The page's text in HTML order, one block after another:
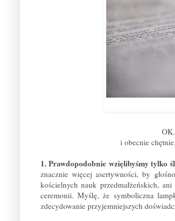
i obecnie
1. Prawdopodobnie wzięlibyśmy tylko
znacznie więcej asertywności, by
kościelnych nauk przedmałżeńskich,
ceremonii. Myślę, że symboliczna
zdecydowanie przyjemniejszych